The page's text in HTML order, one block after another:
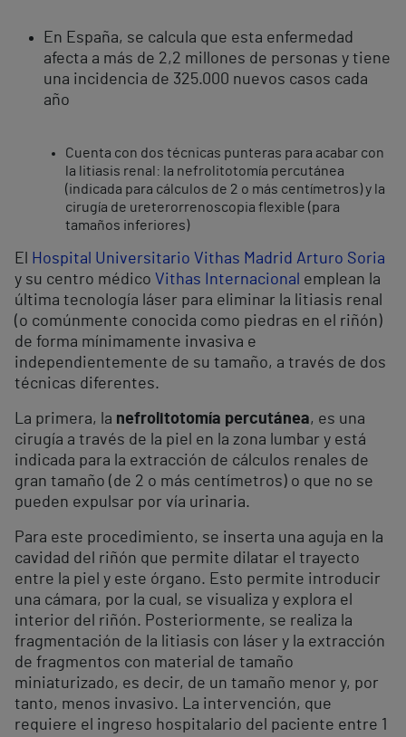
En España, se calcula que esta enfermedad
afecta a más de 2,2 millones de personas y tiene
una incidencia de 325.000 nuevos casos cada
año
Cuenta con dos técnicas punteras para acabar con
la litiasis renal: la nefrolitotomía percutánea
(indicada para cálculos de 2 o más centímetros) y la
cirugía de ureterorrenoscopia flexible (para
tamaños inferiores)
El
Hospital Universitario Vithas Madrid Arturo Soria
y su centro médico Vithas Internacional emplean la
última tecnología láser para eliminar la litiasis renal
(o comúnmente conocida como piedras en el riñón)
de forma mínimamente invasiva e
independientemente de su tamaño, a través de dos
técnicas diferentes.
La primera, la nefrolitotomía percutánea, es una
cirugía a través de la piel en la zona lumbar y está
indicada para la extracción de cálculos renales de
gran tamaño (de 2 o más centímetros) o que no se
pueden expulsar por vía urinaria.
Para este procedimiento, se inserta una aguja en la
cavidad del riñón que permite dilatar el trayecto
entre la piel y este órgano. Esto permite introducir
una cámara, por la cual, se visualiza y explora el
interior del riñón. Posteriormente, se realiza la
fragmentación de la litiasis con láser y la extracción
de fragmentos con material de tamaño
miniaturizado, es decir, de un tamaño menor y, por
tanto, menos invasivo. La intervención, que
requiere el ingreso hospitalario del paciente entre 1